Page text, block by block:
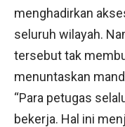
menghadirkan
seluruh wilayah.
tersebut tak
menuntaskan
“Para petugas
bekerja. Hal ini